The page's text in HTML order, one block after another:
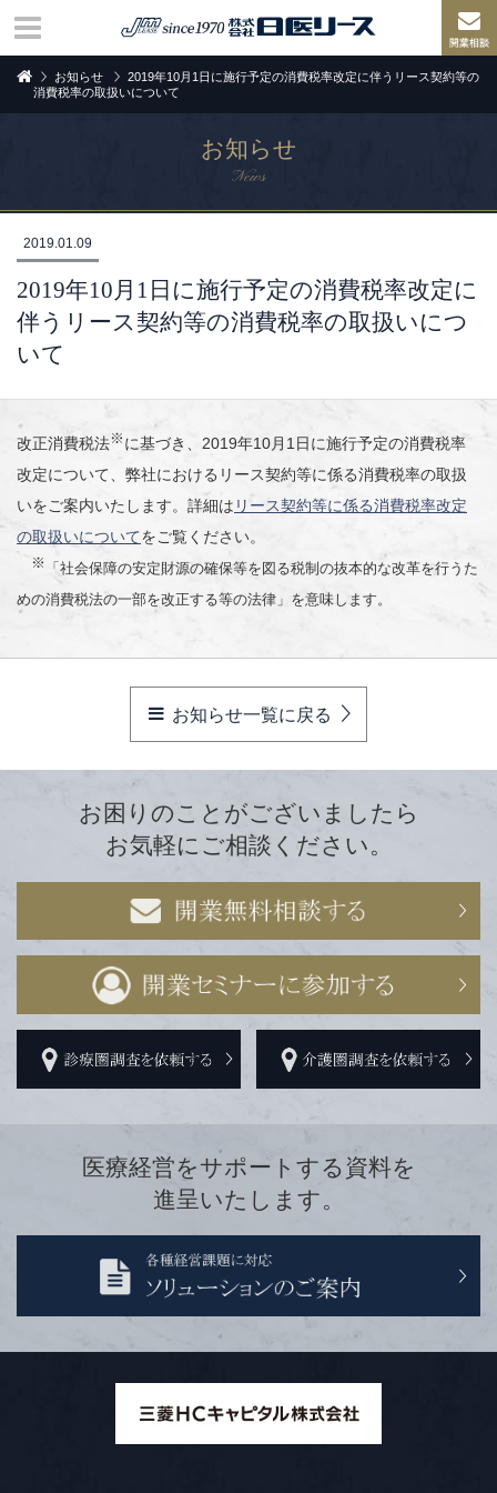
お知らせ
2019年10月1日に施行予定の消費税率改定に伴うリース契約等の
消費税率の取扱いについて
お知らせ
News
2019.01.09
2019年10月1日に施行予定の消費税率改定に
伴うリース契約等の消費税率の取扱いにつ
いて
改正消費税法※ に基づき、2019年10月1日に施行予定の消費税率
改定について、弊社におけるリース契約等に係る消費税率の取扱
いをご案内いたします。詳細は リース契約等に係る消費税率改定
の取扱いについてをご覧ください。
※
「社会保障の安定財源の確保等を図る税制の抜本的な改革を行うた
めの消費税法の一部を改正する等の法律」を意味します。
お知らせ一覧に戻る
お困りのことがございましたら
お気軽にご相談ください。
医療経営をサポートする資料を
進呈いたします。